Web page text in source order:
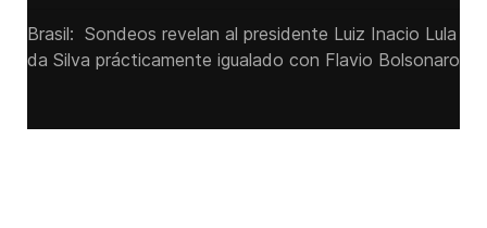
Brasil: Sondeos revelan al presidente Luiz Inacio Lula
da Silva prácticamente igualado con Flavio Bolsonaro